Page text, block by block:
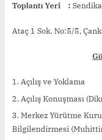
Toplantı Yeri :
Ataç 1 Sok. No:5/5,
Açılış ve Yoklama
Açılış Konuşması
Merkez Yürütme
Bilgilendirmesi